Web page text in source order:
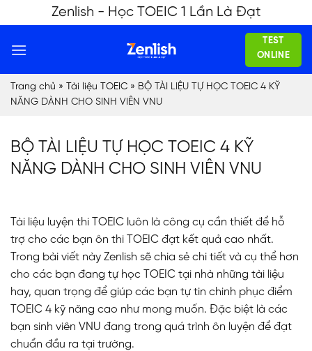
to
content
Zenlish - Học TOEIC 1 Lần Là Đạt
TEST
ONLINE
Trang chủ » Tài liệu TOEIC » BỘ TÀI LIỆU TỰ HỌC TOEIC 4 KỸ
NĂNG DÀNH CHO SINH VIÊN VNU
BỘ TÀI LIỆU TỰ HỌC TOEIC 4 KỸ
NĂNG DÀNH CHO SINH VIÊN VNU
Tài liệu luyện thi TOEIC luôn là công cụ cần thiết để hỗ
trợ cho các bạn ôn thi TOEIC đạt kết quả cao nhất.
Trong bài viết này Zenlish sẽ chia sẻ chi tiết và cụ thể hơn
cho các bạn đang tự học TOEIC tại nhà những tài liệu
hay, quan trọng để giúp các bạn tự tin chinh phục điểm
TOEIC 4 kỹ năng cao như mong muốn. Đặc biệt là các
bạn sinh viên VNU đang trong quá trình ôn luyện để đạt
chuẩn đầu ra tại trường.